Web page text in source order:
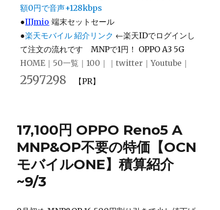
額0円で音声+128kbps
●IIJmio 端末セットセール
●楽天モバイル 紹介リンク ←楽天IDでログインし
て注文の流れです MNPで1円！ OPPO A3 5G
HOME ｜ 50一覧 ｜100 ｜｜twitter ｜Youtube ｜
2597298 【PR】
17,100円 OPPO Reno5 A
MNP&OP不要の特価【OCN
モバイルONE】積算紹介
~9/3